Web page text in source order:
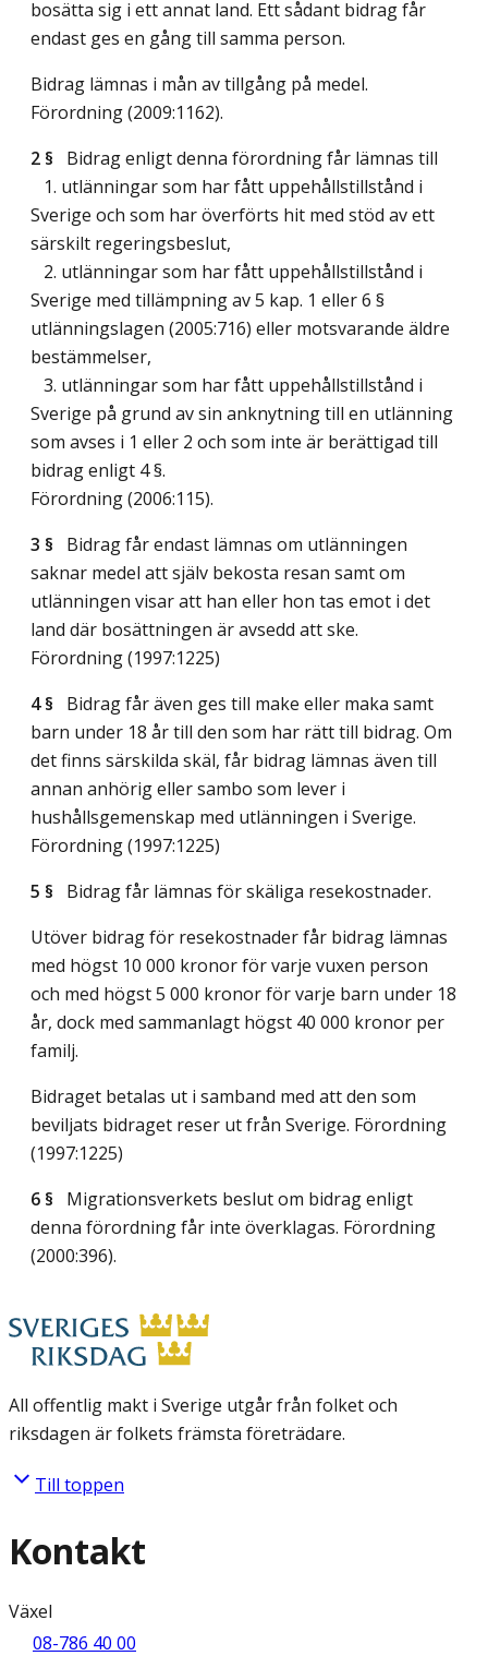
bosätta sig i ett annat land. Ett sådant bidrag får
endast ges en gång till samma person.
Bidrag lämnas i mån av tillgång på medel.
Förordning (2009:1162).
2 § Bidrag enligt denna förordning får lämnas till
1. utlänningar som har fått uppehållstillstånd i
Sverige och som har överförts hit med stöd av ett
särskilt regeringsbeslut,
2. utlänningar som har fått uppehållstillstånd i
Sverige med tillämpning av 5 kap. 1 eller 6 §
utlänningslagen (2005:716) eller motsvarande äldre
bestämmelser,
3. utlänningar som har fått uppehållstillstånd i
Sverige på grund av sin anknytning till en utlänning
som avses i 1 eller 2 och som inte är berättigad till
bidrag enligt 4 §.
Förordning (2006:115).
3 § Bidrag får endast lämnas om utlänningen
saknar medel att själv bekosta resan samt om
utlänningen visar att han eller hon tas emot i det
land där bosättningen är avsedd att ske.
Förordning (1997:1225)
4 § Bidrag får även ges till make eller maka samt
barn under 18 år till den som har rätt till bidrag. Om
det finns särskilda skäl, får bidrag lämnas även till
annan anhörig eller sambo som lever i
hushållsgemenskap med utlänningen i Sverige.
Förordning (1997:1225)
5 § Bidrag får lämnas för skäliga resekostnader.
Utöver bidrag för resekostnader får bidrag lämnas
med högst 10 000 kronor för varje vuxen person
och med högst 5 000 kronor för varje barn under 18
år, dock med sammanlagt högst 40 000 kronor per
familj.
Bidraget betalas ut i samband med att den som
beviljats bidraget reser ut från Sverige. Förordning
(1997:1225)
6 § Migrationsverkets beslut om bidrag enligt
denna förordning får inte överklagas. Förordning
(2000:396).
All offentlig makt i Sverige utgår från folket och
riksdagen är folkets främsta företrädare.
Till toppen
Kontakt
Växel
08-786 40 00